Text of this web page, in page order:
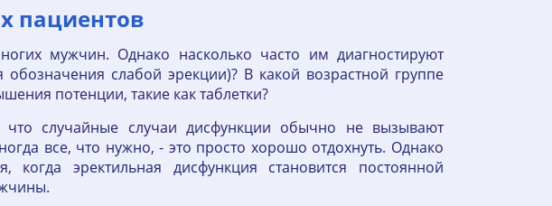
пациентов
мужчин. Однако насколько часто им диагностируют
слабой эрекции)? В какой возрастной группе
потенции, такие как таблетки?
что случайные случаи дисфункции обычно не вызывают
все, что нужно, - это просто хорошо отдохнуть. Однако
когда эректильная дисфункция становится постоянной